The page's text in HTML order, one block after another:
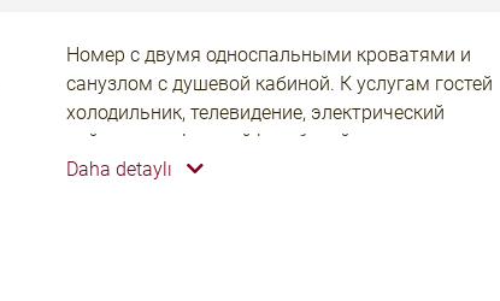
Номер с двумя односпальными кроватями и
санузлом с душевой кабиной. К услугам гостей
холодильник, телевидение, электрический
чайник, телефон, сейф, рабочий стол,
прикроватные тумбы, шкаф и бесплатный
Daha detaylı